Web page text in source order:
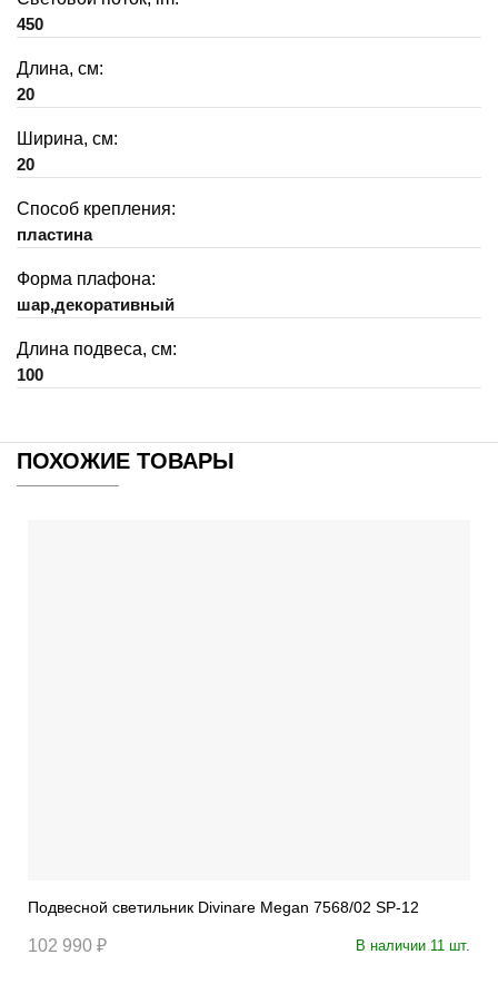
450
Длина, см:
20
Ширина, см:
20
Способ крепления:
пластина
Форма плафона:
шар,декоративный
Длина подвеса, см:
100
ПОХОЖИЕ ТОВАРЫ
Подвесной светильник Divinare Megan 7568/02 SP-12
102 990 ₽ В наличии 11 шт.